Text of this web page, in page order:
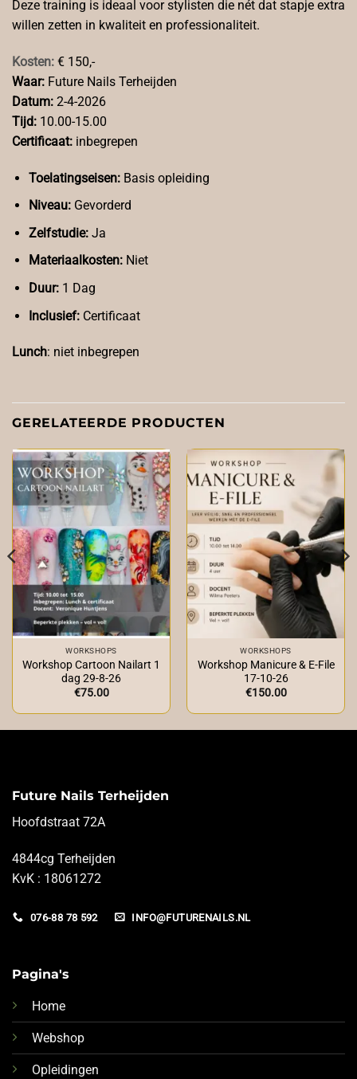
Deze training is ideaal voor stylisten die nét dat stapje extra
willen zetten in kwaliteit en professionaliteit.
Kosten: € 150,-
Waar: Future Nails Terheijden
Datum: 2-4-2026
Tijd: 10.00-15.00
Certificaat: inbegrepen
Toelatingseisen:Basis opleiding
Niveau:Gevorderd
Zelfstudie:Ja
Materiaalkosten:Niet
Duur:1 Dag
Inclusief:Certificaat
Lunch: niet inbegrepen
GERELATEERDE PRODUCTEN
WORKSHOPS
Workshop Cartoon Nailart 1
dag 29-8-26
€75.00
WORKSHOPS
Workshop Manicure & E-File
17-10-26
€150.00
Future Nails Terheijden
Hoofdstraat 72A
4844cg Terheijden
KvK : 18061272
076-88 78 592 INFO@FUTURENAILS.NL
Pagina's
Home
Webshop
Opleidingen